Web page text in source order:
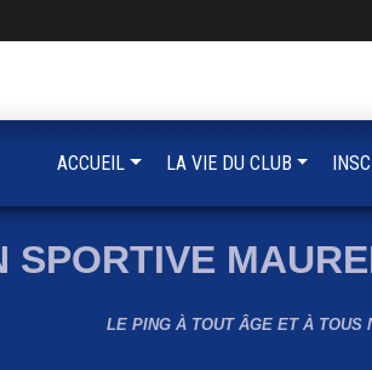
SPORTIVE
LE PING À TOUT ÂGE ET À TOUS
ACCUEIL LA VIE DU CLUB